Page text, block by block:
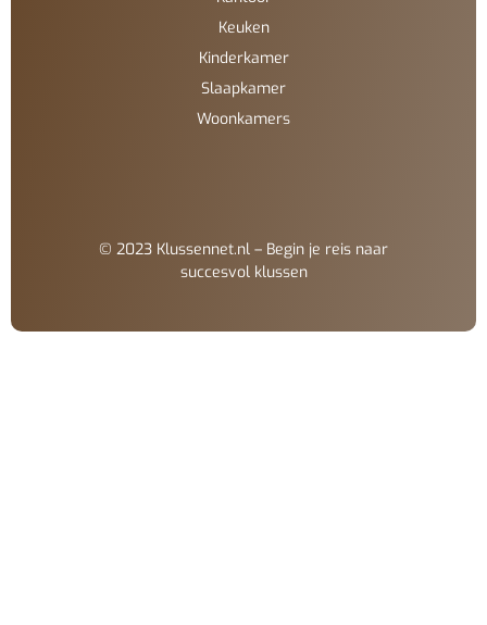
Keuken
Kinderkamer
Slaapkamer
Woonkamers
© 2023 Klussennet.nl – Begin je reis naar
succesvol klussen